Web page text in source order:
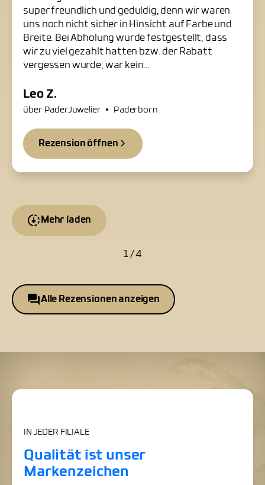
super freundlich und geduldig, denn wir waren
uns noch nicht sicher in Hinsicht auf Farbe und
Breite. Bei Abholung wurde festgestellt, dass
wir zu viel gezahlt hatten bzw. der Rabatt
vergessen wurde, war kein...
Leo Z.
über PaderJuwelier • Paderborn
Rezension öffnen
Mehr laden
1 / 4
Alle Rezensionen anzeigen
IN JEDER FILIALE
Qualität ist unser
Markenzeichen